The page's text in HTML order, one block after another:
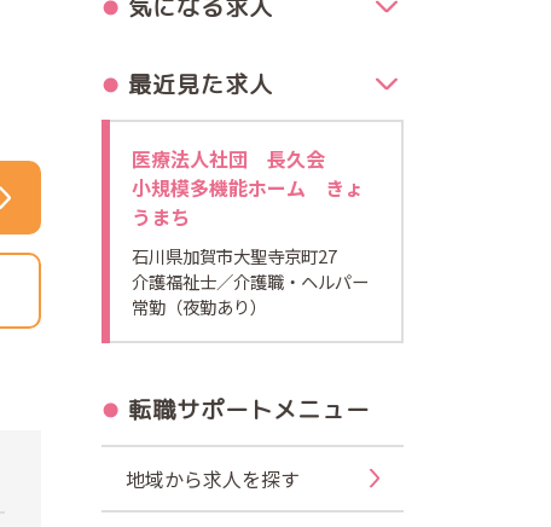
気になる求人
最近見た求人
医療法人社団 長久会
小規模多機能ホーム きょ
うまち
石川県加賀市大聖寺京町27
介護福祉士／介護職・ヘルパー
常勤（夜勤あり）
転職サポートメニュー
地域から求人を探す